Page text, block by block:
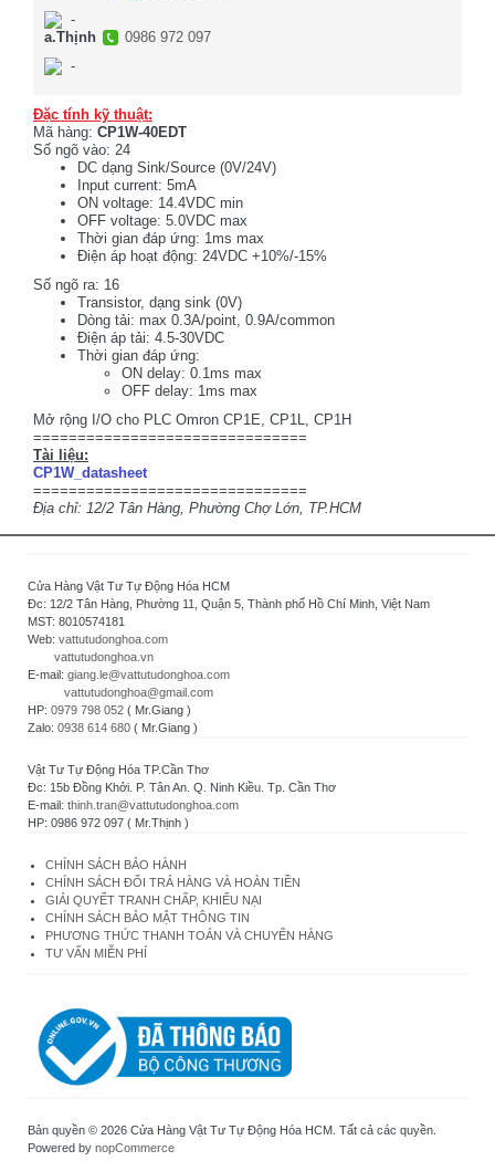
-
a.Thịnh
0986 972 097
-
Đặc tính kỹ thuật:
Mã hàng: CP1W-40EDT
Số ngõ vào: 24
DC dạng Sink/Source (0V/24V)
Input current: 5mA
ON voltage: 14.4VDC min
OFF voltage: 5.0VDC max
Thời gian đáp ứng: 1ms max
Điện áp hoạt động: 24VDC +10%/-15%
Số ngõ ra: 16
Transistor, dạng sink (0V)
Dòng tải: max 0.3A/point, 0.9A/common
Điện áp tải: 4.5-30VDC
Thời gian đáp ứng:
ON delay: 0.1ms max
OFF delay: 1ms max
Mở rộng I/O cho PLC Omron CP1E, CP1L, CP1H
===============================
Tài liệu:
CP1W_datasheet
===============================
Địa chỉ: 12/2 Tân Hàng, Phường Chợ Lớn, TP.HCM
Cửa Hàng Vật Tư Tự Động Hóa HCM
Đc: 12/2 Tân Hàng, Phường 11, Quận 5, Thành phố Hồ Chí Minh, Việt Nam
MST: 8010574181
Web: vattutudonghoa.com
vattutudonghoa.vn
E-mail: giang.le@vattutudonghoa.com
vattutudonghoa@gmail.com
HP: 0979 798 052 ( Mr.Giang )
Zalo: 0938 614 680 ( Mr.Giang )
Vật Tư Tự Động Hóa TP.Cần Thơ
Đc: 15b Đồng Khởi. P. Tân An. Q. Ninh Kiều. Tp. Cần Thơ
E-mail: thinh.tran@vattutudonghoa.com
HP: 0986 972 097 ( Mr.Thịnh )
CHÍNH SÁCH BẢO HÀNH
CHÍNH SÁCH ĐỔI TRẢ HÀNG VÀ HOÀN TIỀN
GIẢI QUYẾT TRANH CHẤP, KHIẾU NẠI
CHÍNH SÁCH BẢO MẬT THÔNG TIN
PHƯƠNG THỨC THANH TOÁN VÀ CHUYỂN HÀNG
TƯ VẤN MIỄN PHÍ
Bản quyền © 2026 Cửa Hàng Vật Tư Tự Động Hóa HCM. Tất cả các quyền.
Powered by nopCommerce